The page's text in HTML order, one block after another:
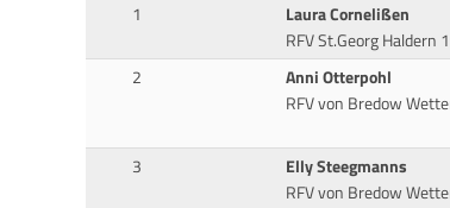
1
Laura Cornelißen
RFV St.Georg Haldern
2
Anni Otterpohl
RFV von Bredow
3
Elly Steegmanns
RFV von Bredow